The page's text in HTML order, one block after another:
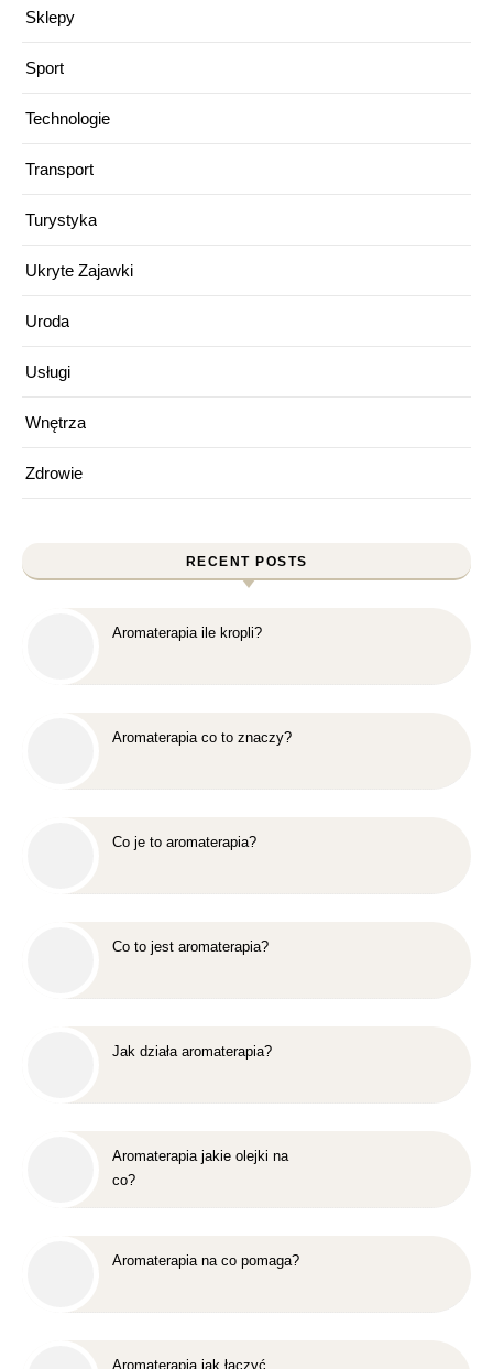
Sklepy
Sport
Technologie
Transport
Turystyka
Ukryte Zajawki
Uroda
Usługi
Wnętrza
Zdrowie
RECENT POSTS
Aromaterapia ile kropli?
Aromaterapia co to znaczy?
Co je to aromaterapia?
Co to jest aromaterapia?
Jak działa aromaterapia?
Aromaterapia jakie olejki na
co?
Aromaterapia na co pomaga?
Aromaterapia jak łączyć